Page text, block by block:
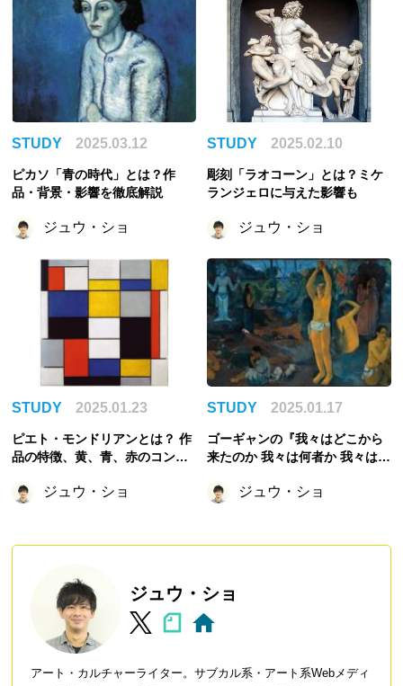
STUDY 2025.03.12
ピカソ「青の時代」とは？作
品・背景・影響を徹底解説
ジュウ・ショ
STUDY 2025.02.10
彫刻「ラオコーン」とは？ミケ
ランジェロに与えた影響も
ジュウ・ショ
STUDY 2025.01.23
ピエト・モンドリアンとは？ 作
品の特徴、黄、青、赤のコンポ
ジュウ・ショ
STUDY 2025.01.17
ゴーギャンの『我々はどこから
来たのか 我々は何者か 我々はど
ジュウ・ショ
ジュウ・ショ
アート・カルチャーライター。サブカル系・アート系Webメディ